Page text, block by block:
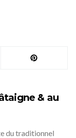
& au
du traditionnel